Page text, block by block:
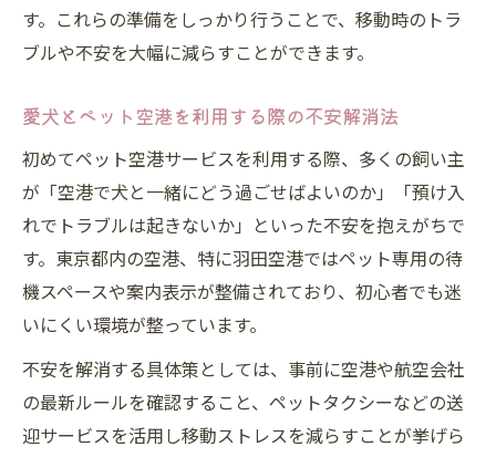
す。これらの準備をしっかり行うことで、移動時のトラ
ブルや不安を大幅に減らすことができます。
愛犬とペット空港を利用する際の不安解消法
初めてペット空港サービスを利用する際、多くの飼い主
が「空港で犬と一緒にどう過ごせばよいのか」「預け入
れでトラブルは起きないか」といった不安を抱えがちで
す。東京都内の空港、特に羽田空港ではペット専用の待
機スペースや案内表示が整備されており、初心者でも迷
いにくい環境が整っています。
不安を解消する具体策としては、事前に空港や航空会社
の最新ルールを確認すること、ペットタクシーなどの送
迎サービスを活用し移動ストレスを減らすことが挙げら